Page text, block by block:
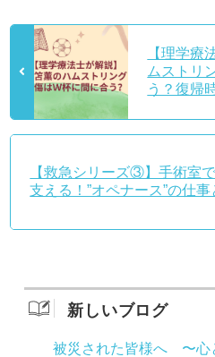
【理学療
ムストリ
う？復帰
【救急シリーズ③】手術室
支える！”オペナース”の仕事
新しいブログ
被災された皆様へ 〜心